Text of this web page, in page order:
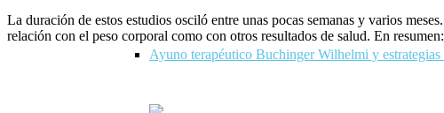
Ayuno terapéutico Buchinger Wilhelmi y
La duración de estos estudios osciló entre unas pocas semanas y varios
relación con el peso corporal como con otros resultados de salud. En